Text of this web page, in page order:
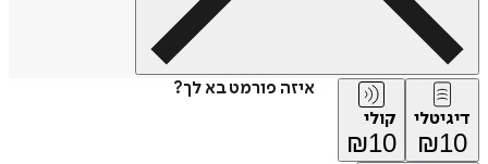
איזה פורמט בא לך?
דיגיטלי
₪10
קולי
₪10